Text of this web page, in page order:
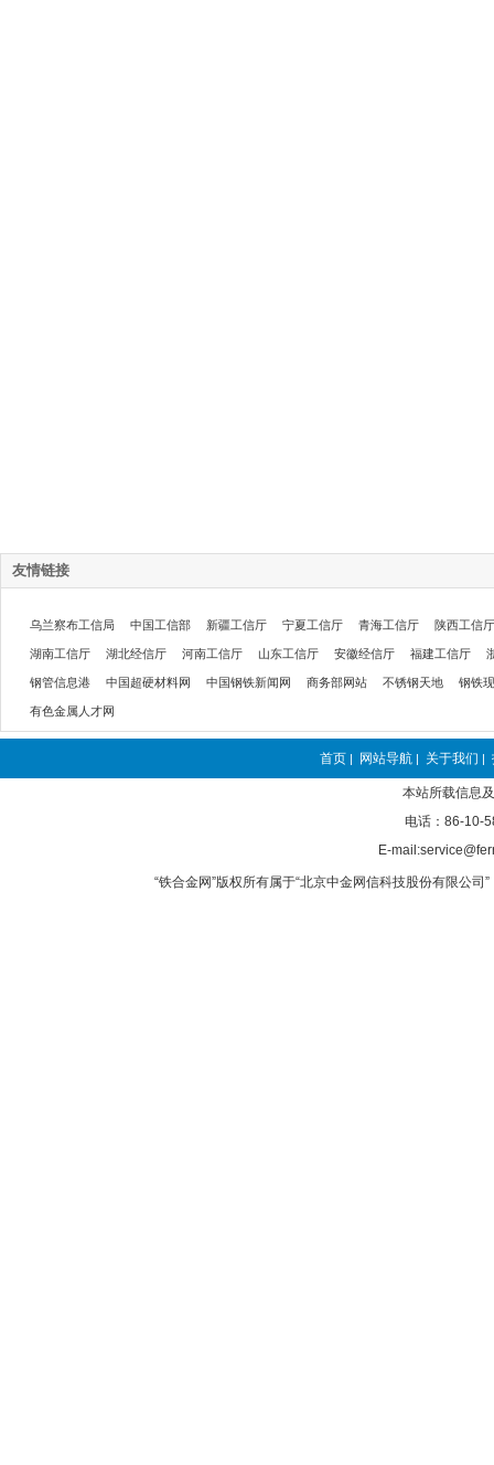
友情链接
乌兰察布工信局 中国工信部 新疆工信厅 宁夏工信厅 青海工信厅 陕西工信厅
湖南工信厅 湖北经信厅 河南工信厅 山东工信厅 安徽经信厅 福建工信厅
钢管信息港 中国超硬材料网 中国钢铁新闻网 商务部网站 不锈钢天地 钢铁
有色金属人才网
首页 | 网站导航 | 关于我们 |
本站所载信息
电话：86-10-
E-
“铁合金网”版权所有属于“北京中金网信科技股份有限公司